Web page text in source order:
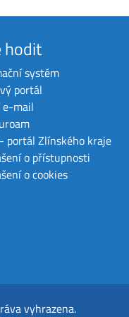
hodit
systém
portál
mail
portál Zlínského kraje
o přístupnosti
o cookies
vyhrazena.